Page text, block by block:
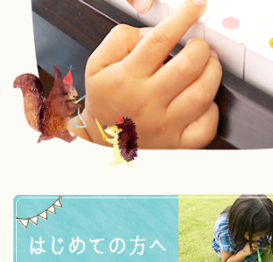
そして今年の発表会の日程が決定いたしま
■発表会